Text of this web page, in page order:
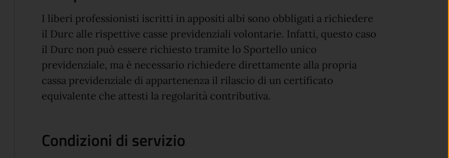
I liberi professionisti iscritti in appositi albi sono obbligati a richiedere
il Durc alle rispettive casse previdenziali volontarie. Infatti, questo caso
il Durc non può essere richiesto tramite lo Sportello unico
previdenziale, ma è necessario richiedere direttamente alla propria
cassa previdenziale di appartenenza il rilascio di un certificato
equivalente che attesti la regolarità contributiva.
Condizioni di servizio